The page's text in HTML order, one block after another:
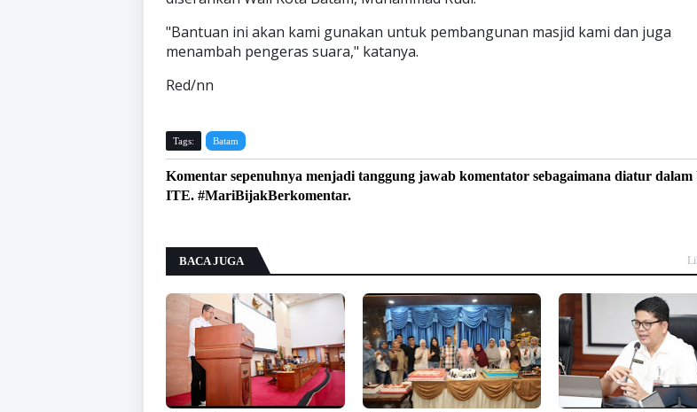
"Bantuan ini akan kami gunakan untuk pembangunan masjid kami dan juga
menambah pengeras suara," katanya.
Red/nn
Tags: Batam
Komentar sepenuhnya menjadi tanggung jawab komentator sebagaimana diatur dalam
ITE. #MariBijakBerkomentar.
BACA JUGA